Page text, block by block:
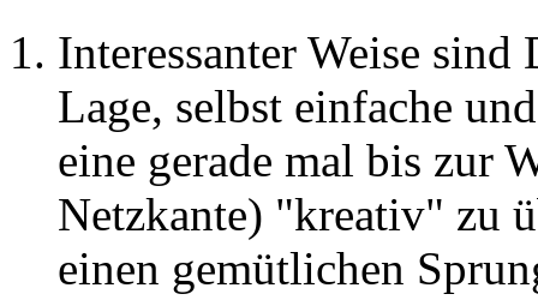
Interessanter Weise
Lage, selbst einfache
eine gerade mal bis zur
Netzkante) "kreativ" zu
einen gemütlichen